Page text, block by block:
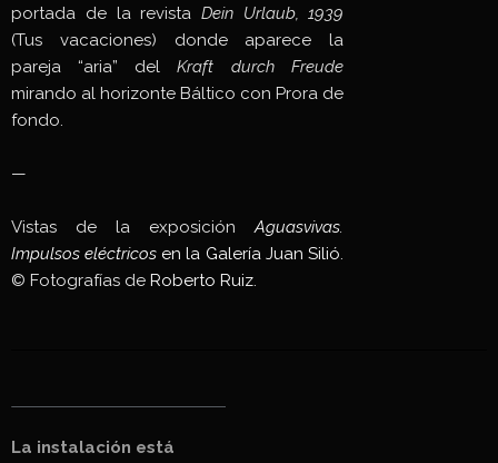
portada de la revista Dein Urlaub, 1939
(Tus vacaciones) donde aparece la
pareja “aria” del Kraft durch Freude
mirando al horizonte Báltico con Prora de
fondo.
—
Vistas de la exposiciónAguasvivas.
Impulsos eléctricos en la Galería Juan Silió.
© Fotografías de Roberto Ruiz.
La instalación está